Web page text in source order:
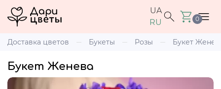
UA
RU
0
Доставка цветов Букеты Розы Букет
Букет Женева